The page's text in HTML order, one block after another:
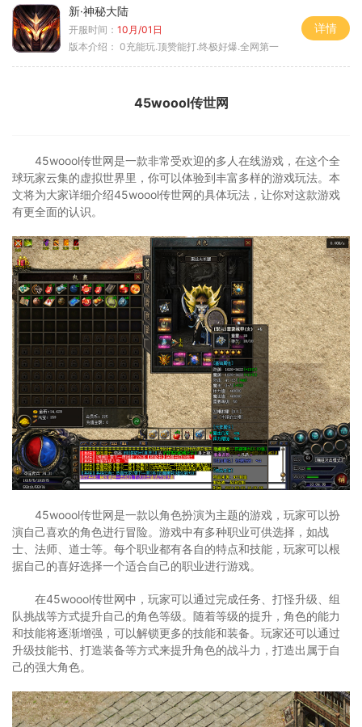
新·神秘大陆
开服时间： 10月/01日
版本介绍： 0充能玩.顶赞能打.终极好爆.全网第一
详情
45woool传世网
45woool传世网是一款非常受欢迎的多人在线游戏，在这个全
球玩家云集的虚拟世界里，你可以体验到丰富多样的游戏玩法。本
文将为大家详细介绍45woool传世网的具体玩法，让你对这款游戏
有更全面的认识。
45woool传世网是一款以角色扮演为主题的游戏，玩家可以扮
演自己喜欢的角色进行冒险。游戏中有多种职业可供选择，如战
士、法师、道士等。每个职业都有各自的特点和技能，玩家可以根
据自己的喜好选择一个适合自己的职业进行游戏。
在45woool传世网中，玩家可以通过完成任务、打怪升级、组
队挑战等方式提升自己的角色等级。随着等级的提升，角色的能力
和技能将逐渐增强，可以解锁更多的技能和装备。玩家还可以通过
升级技能书、打造装备等方式来提升角色的战斗力，打造出属于自
己的强大角色。